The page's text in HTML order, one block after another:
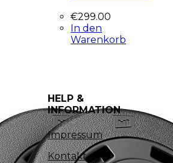
€299.00
In den
Warenkorb
HELP &
INFORMATION
Impressum
Kontakt